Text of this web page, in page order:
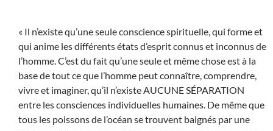
« Il n’existe qu’une seule conscience spirituelle, qui forme et
qui anime les différents états d’esprit connus et inconnus de
l’homme. C’est du fait qu’une seule et même chose est à la
base de tout ce que l’homme peut connaître, comprendre,
vivre et imaginer, qu’il n’existe AUCUNE SÉPARATION
entre les consciences individuelles humaines. De même que
tous les poissons de l’océan se trouvent baignés par une